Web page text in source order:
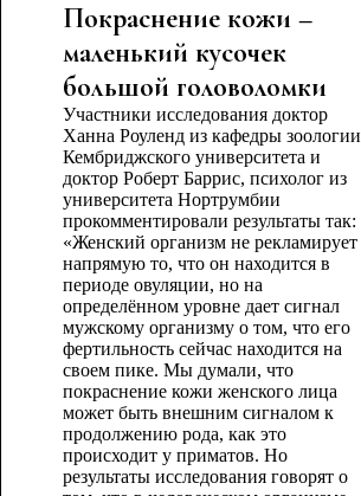
Покраснение кожи –
маленький кусочек
большой головоломки
Участники исследования доктор
Ханна Роуленд из кафедры зоологии
Кембриджского университета и
доктор Роберт Баррис, психолог из
университета Нортрумбии
прокомментировали результаты так:
«Женский организм не рекламирует
напрямую то, что он находится в
периоде овуляции, но на
определённом уровне дает сигнал
мужскому организму о том, что его
фертильность сейчас находится на
своем пике. Мы думали, что
покраснение кожи женского лица
может быть внешним сигналом к
продолжению рода, как это
происходит у приматов. Но
результаты исследования говорят о